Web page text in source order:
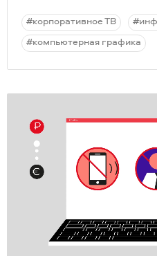
#корпоративное ТВ
#компьютерная графика